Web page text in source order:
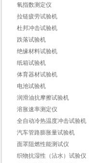
氧指数测定仪
拉链疲劳试验机
杜邦冲击试验机
跌落试验机
绝缘材料试验机
纸箱试验机
体育器材试验机
电池试验机
润滑油抗摩擦试验机
溶胀速率测定仪
全自动冷热温度冲击试验机
汽车管路膨胀量试验机
面罩阻燃性能测试仪
织物抗湿性（沾水）试验仪